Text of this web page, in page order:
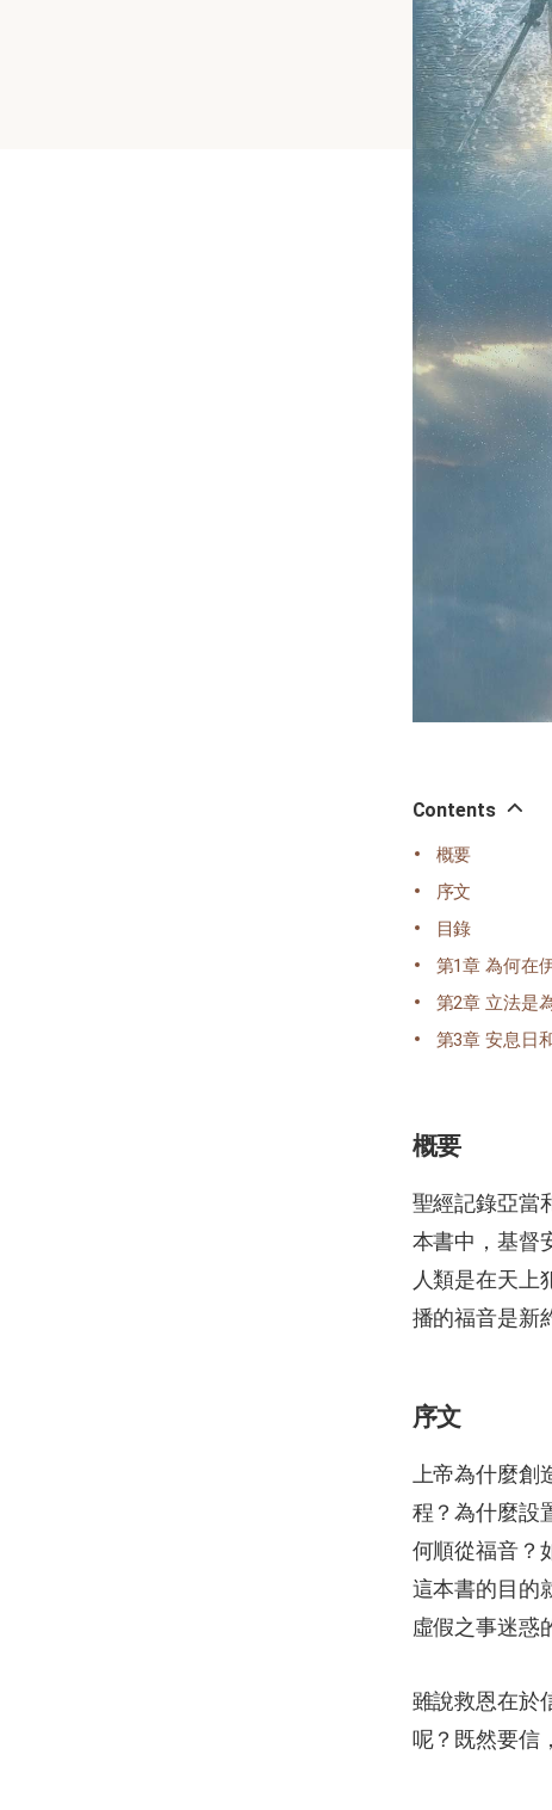
Contents
概要
序文
目錄
第1章 為何在
第2章 立法是
第3章 安息日
概要
聖經記錄亞當
本書中，基督
人類是在天上
播的福音是新
序文
上帝為什麼創
程？為什麼設
何順從福音？
這本書的目的
虛假之事迷惑
雖說救恩在於
呢？既然要信